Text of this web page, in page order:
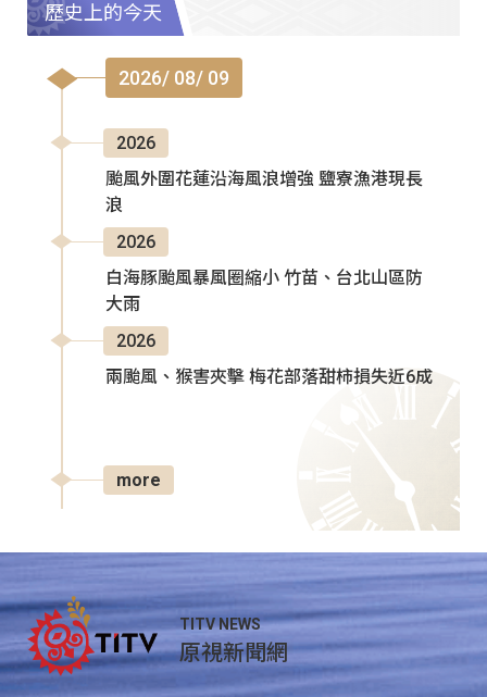
歷史上的今天
2026/ 08/ 09
2026
颱風外圍花蓮沿海風浪增強 鹽寮漁港現長
浪
2026
白海豚颱風暴風圈縮小 竹苗、台北山區防
大雨
2026
兩颱風、猴害夾擊 梅花部落甜柿損失近6成
more
TITV NEWS
原視新聞網